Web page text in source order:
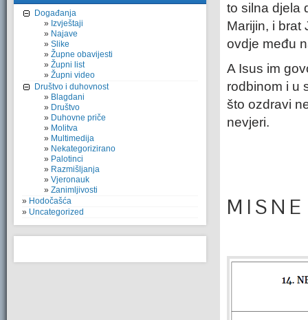
Događanja
Izvještaji
Najave
Slike
Župne obavijesti
Župni list
Župni video
Društvo i duhovnost
Blagdani
Društvo
Duhovne priče
Molitva
Multimedija
Nekategorizirano
Palotinci
Razmišljanja
Vjeronauk
Zanimljivosti
Hodočašća
Uncategorized
to silna djela
Marijin, i brat
ovdje među
A Isus im
rodbinom i u
što ozdravi
nevjeri.
M I S N